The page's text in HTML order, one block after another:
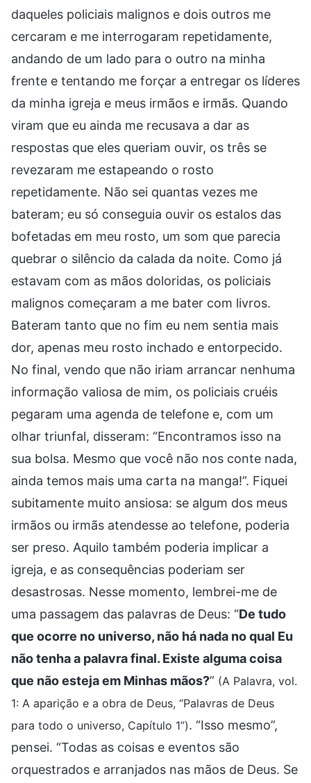
daqueles policiais malignos e dois outros me
cercaram e me interrogaram repetidamente,
andando de um lado para o outro na minha
frente e tentando me forçar a entregar os líderes
da minha igreja e meus irmãos e irmãs. Quando
viram que eu ainda me recusava a dar as
respostas que eles queriam ouvir, os três se
revezaram me estapeando o rosto
repetidamente. Não sei quantas vezes me
bateram; eu só conseguia ouvir os estalos das
bofetadas em meu rosto, um som que parecia
quebrar o silêncio da calada da noite. Como já
estavam com as mãos doloridas, os policiais
malignos começaram a me bater com livros.
Bateram tanto que no fim eu nem sentia mais
dor, apenas meu rosto inchado e entorpecido.
No final, vendo que não iriam arrancar nenhuma
informação valiosa de mim, os policiais cruéis
pegaram uma agenda de telefone e, com um
olhar triunfal, disseram: “Encontramos isso na
sua bolsa. Mesmo que você não nos conte nada,
ainda temos mais uma carta na manga!”. Fiquei
subitamente muito ansiosa: se algum dos meus
irmãos ou irmãs atendesse ao telefone, poderia
ser preso. Aquilo também poderia implicar a
igreja, e as consequências poderiam ser
desastrosas. Nesse momento, lembrei-me de
uma passagem das palavras de Deus: “De tudo
que ocorre no universo, não há nada no qual Eu
não tenha a palavra final. Existe alguma coisa
que não esteja em Minhas mãos?” (A Palavra, vol.
1: A aparição e a obra de Deus, “Palavras de Deus
para todo o universo, Capítulo 1”). “Isso mesmo”,
pensei. “Todas as coisas e eventos são
orquestrados e arranjados nas mãos de Deus. Se